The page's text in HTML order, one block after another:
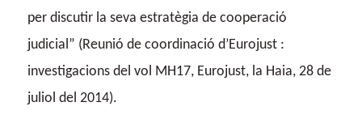
per discutir la seva estratègia de cooperació
judicial” (Reunió de coordinació d’Eurojust :
investigacions del vol MH17, Eurojust, la Haia, 28 de
juliol del 2014).